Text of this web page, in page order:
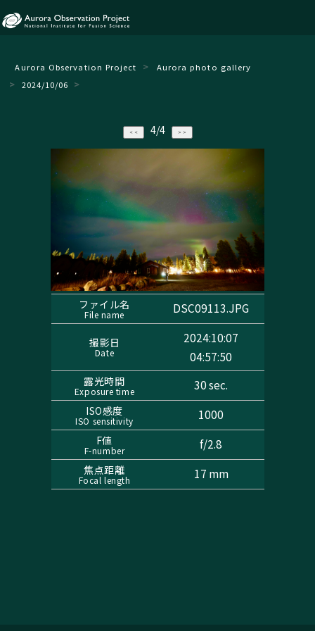
Aurora Observation Project
Aurora photo gallery
2024/10/06
4/4
ファイル名
File name DSC09113.JPG
撮影日
Date
2024:10:07
04:57:50
露光時間
Exposure time 30 sec.
ISO感度
ISO sensitivity 1000
F値
F-number f/2.8
焦点距離
Focal length 17 mm